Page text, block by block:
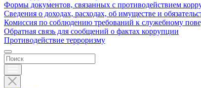
Формы документов, связанных с противодействием
Сведения о доходах, расходах, об имуществе и
Комиссия по соблюдению требований к служебному
Обратная связь для сообщений о фактах коррупции
Противодействие терроризму